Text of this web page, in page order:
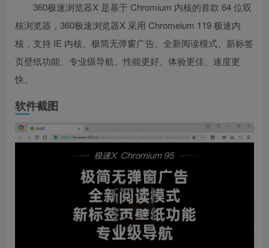
360极速浏览器X 是基于 Chromium 内核的首款 64 位双
核浏览器，360极速浏览器X 采用 Chromeium 119 极速内
核，支持 IE 内核、极简无弹窗广告、全新阅读模式、新标签
页壁纸功能、专业级导航、性能更好、体验更佳、速度更
快。
软件截图